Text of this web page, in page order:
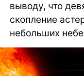
выводу, что
скопление
небольших